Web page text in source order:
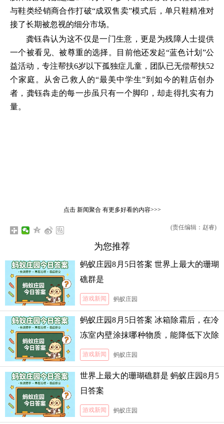
与鞋类经销商合作打破“成双售卖”模式后，单只鞋精准对
接了长期被忽视的细分市场。
龚钰犇认为这不仅是一门生意，更是为残障人士提供
一个被看见、被尊重的选择。目前他还发起“蓝色计划”公
益活动，专注帮扶6岁以下孤独症儿童，团队已无偿帮扶52
个家庭。从舍己救人的“最美中学生”到如今的鞋店创办
者，龚钰犇走的每一步虽只有一个脚印，却走得扎实有力
量。
点击 新闻聚合有更多好看的内容>>>
(责任编辑：赵睿)
为您推荐
蚂蚁庄园8月5日答案 世界上最大的珊瑚
礁群是
游戏新闻 蚂蚁庄园
蚂蚁庄园8月5日答案 冰箱除霜后，在冷
冻室内壁涂抹哪种物质，能降低下次除
霜的难度
游戏新闻 蚂蚁庄园
世界上最大的珊瑚礁群是 蚂蚁庄园8月5
日答案
游戏新闻 蚂蚁庄园